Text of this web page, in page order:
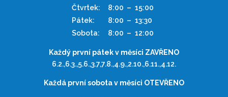
Čtvrtek:
8:00 – 15:00
Pátek:
8:00 – 13:30
Sobota:
8:00 – 12:00
Každý první pátek v měsíci ZAVŘENO
6.2.,6.3.,5.6.,3.7,7.8.,4.9.,2.10.,6.11.,4.12.
Každá první sobota v měsíci OTEVŘENO